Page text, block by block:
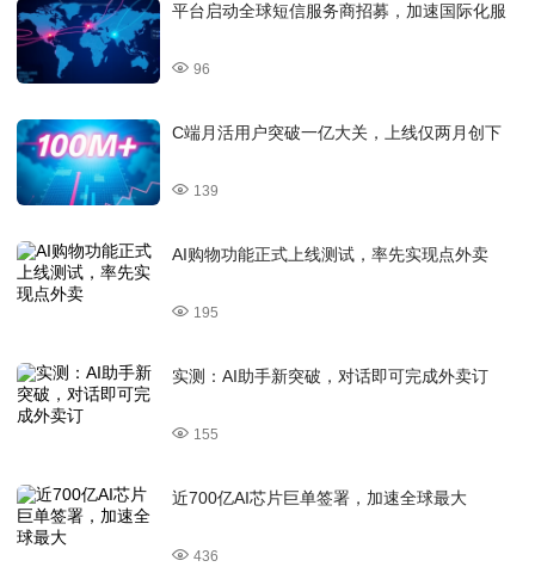
平台启动全球短信服务商招募，加速国际化服
96
C端月活用户突破一亿大关，上线仅两月创下
139
AI购物功能正式上线测试，率先实现点外卖
195
实测：AI助手新突破，对话即可完成外卖订
155
近700亿AI芯片巨单签署，加速全球最大
436